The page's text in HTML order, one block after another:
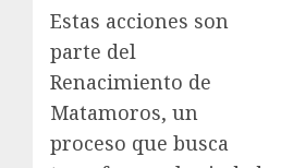
Estas acciones son
parte del
Renacimiento de
Matamoros, un
proceso que busca